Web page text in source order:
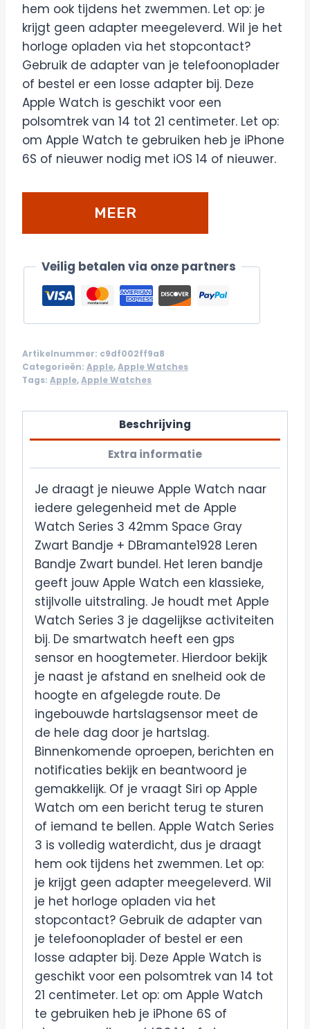
hem ook tijdens het zwemmen. Let op: je
krijgt geen adapter meegeleverd. Wil je het
horloge opladen via het stopcontact?
Gebruik de adapter van je telefoonoplader
of bestel er een losse adapter bij. Deze
Apple Watch is geschikt voor een
polsomtrek van 14 tot 21 centimeter. Let op:
om Apple Watch te gebruiken heb je iPhone
6S of nieuwer nodig met iOS 14 of nieuwer.
MEER
Veilig betalen via onze partners
Artikelnummer: c9df002ff9a8
Categorieën: Apple,Apple Watches
Tags: Apple,Apple Watches
Beschrijving
Extra informatie
Je draagt je nieuwe Apple Watch naar
iedere gelegenheid met de Apple
Watch Series 3 42mm Space Gray
Zwart Bandje + DBramante1928 Leren
Bandje Zwart bundel. Het leren bandje
geeft jouw Apple Watch een klassieke,
stijlvolle uitstraling. Je houdt met Apple
Watch Series 3 je dagelijkse activiteiten
bij. De smartwatch heeft een gps
sensor en hoogtemeter. Hierdoor bekijk
je naast je afstand en snelheid ook de
hoogte en afgelegde route. De
ingebouwde hartslagsensor meet de
de hele dag door je hartslag.
Binnenkomende oproepen, berichten en
notificaties bekijk en beantwoord je
gemakkelijk. Of je vraagt Siri op Apple
Watch om een bericht terug te sturen
of iemand te bellen. Apple Watch Series
3 is volledig waterdicht, dus je draagt
hem ook tijdens het zwemmen. Let op:
je krijgt geen adapter meegeleverd. Wil
je het horloge opladen via het
stopcontact? Gebruik de adapter van
je telefoonoplader of bestel er een
losse adapter bij. Deze Apple Watch is
geschikt voor een polsomtrek van 14 tot
21 centimeter. Let op: om Apple Watch
te gebruiken heb je iPhone 6S of